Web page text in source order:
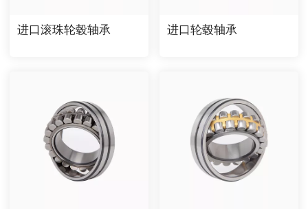
进口滚珠轮毂轴承 进口轮毂轴承